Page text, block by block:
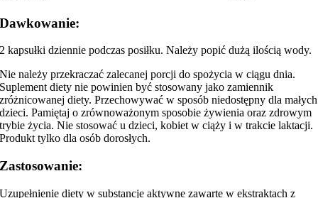
Dawkowanie:
2 kapsułki dziennie podczas posiłku. Należy popić dużą ilością wody.
Nie należy przekraczać zalecanej porcji do spożycia w ciągu dnia.
Suplement diety nie powinien być stosowany jako zamiennik
zróżnicowanej diety. Przechowywać w sposób niedostępny dla małych
dzieci. Pamiętaj o zrównoważonym sposobie żywienia oraz zdrowym
trybie życia. Nie stosować u dzieci, kobiet w ciąży i w trakcie laktacji.
Produkt tylko dla osób dorosłych.
Zastosowanie:
Uzupełnienie diety w substancje aktywne zawarte w ekstraktach z